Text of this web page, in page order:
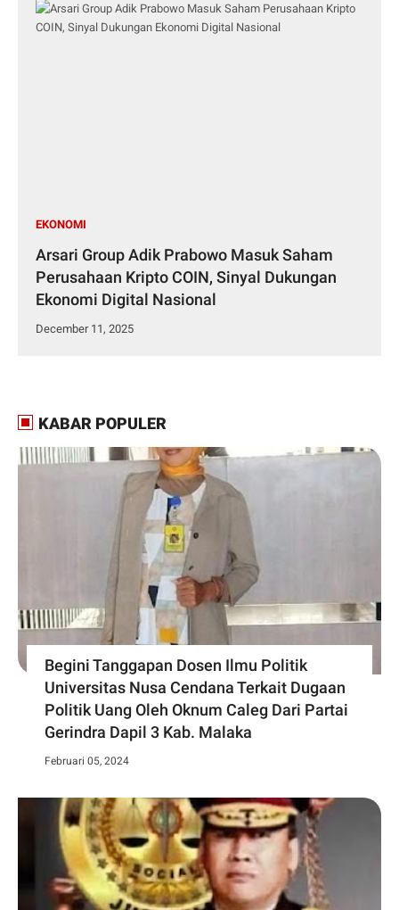
EKONOMI
Arsari Group Adik Prabowo Masuk Saham
Perusahaan Kripto COIN, Sinyal Dukungan
Ekonomi Digital Nasional
December 11, 2025
KABAR POPULER
Begini Tanggapan Dosen Ilmu Politik
Universitas Nusa Cendana Terkait Dugaan
Politik Uang Oleh Oknum Caleg Dari Partai
Gerindra Dapil 3 Kab. Malaka
Februari 05, 2024